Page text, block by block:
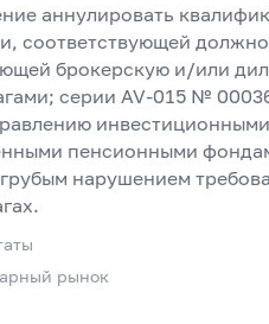
аннулировать
соответствующей
брокерскую и/или
серии AV-015 №
пенсионными
нарушением
рынок